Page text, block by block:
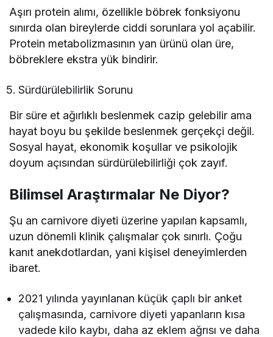
Aşırı protein alımı, özellikle böbrek fonksiyonu
sınırda olan bireylerde ciddi sorunlara yol açabilir.
Protein metabolizmasının yan ürünü olan üre,
böbreklere ekstra yük bindirir.
Sürdürülebilirlik Sorunu
Bir süre et ağırlıklı beslenmek cazip gelebilir ama
hayat boyu bu şekilde beslenmek gerçekçi değil.
Sosyal hayat, ekonomik koşullar ve psikolojik
doyum açısından sürdürülebilirliği çok zayıf.
Bilimsel Araştırmalar Ne Diyor?
Şu an carnivore diyeti üzerine yapılan kapsamlı,
uzun dönemli klinik çalışmalar çok sınırlı. Çoğu
kanıt anekdotlardan, yani kişisel deneyimlerden
ibaret.
2021 yılında yayınlanan küçük çaplı bir anket
çalışmasında, carnivore diyeti yapanların kısa
vadede kilo kaybı, daha az eklem ağrısı ve daha